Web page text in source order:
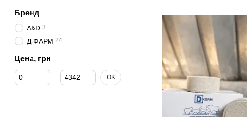
Бренд
A&D 3
Д-ФАРМ 24
Цена, грн
От Цена, грн
До Цена, грн OK